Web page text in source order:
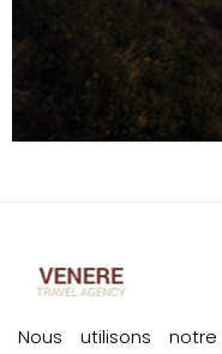
Nous utilisons